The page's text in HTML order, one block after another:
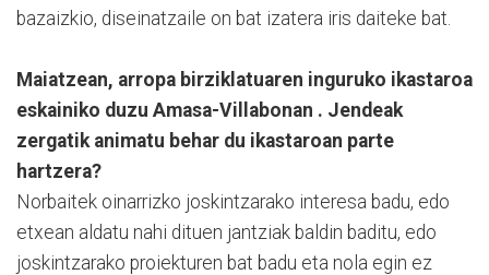
bazaizkio, diseinatzaile on bat izatera iris daiteke bat.
Maiatzean, arropa birziklatuaren inguruko ikastaroa
eskainiko duzu Amasa-Villabonan . Jendeak
zergatik animatu behar du ikastaroan parte
hartzera?
Norbaitek oinarrizko joskintzarako interesa badu, edo
etxean aldatu nahi dituen jantziak baldin baditu, edo
joskintzarako proiekturen bat badu eta nola egin ez